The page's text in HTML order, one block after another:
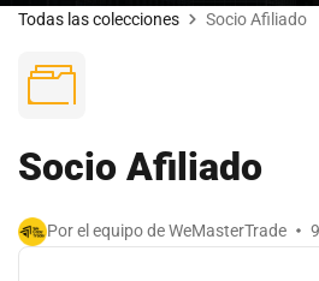
Todas las colecciones Socio Afiliado
Socio Afiliado
Por el equipo de WeMasterTrade